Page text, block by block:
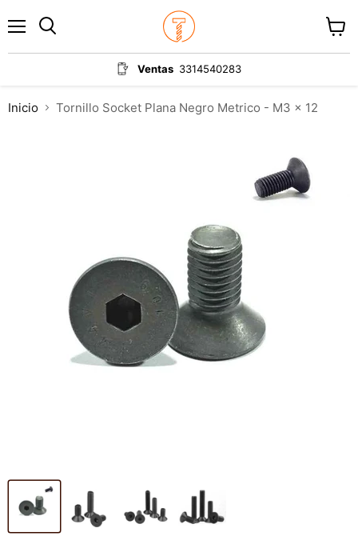
Ventas 3314540283
carrito
Inicio Tornillo Socket Plana Negro Metrico - M3 x 12